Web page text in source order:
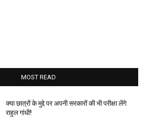
MOST READ
क्या छात्रों के मुद्दे पर अपनी सरकारों की भी परीक्षा लेंगे
राहुल गांधी!